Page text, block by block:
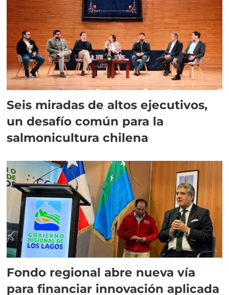
Seis miradas de altos ejecutivos,
un desafío común para la
salmonicultura chilena
Fondo regional abre nueva vía
para financiar innovación aplicada